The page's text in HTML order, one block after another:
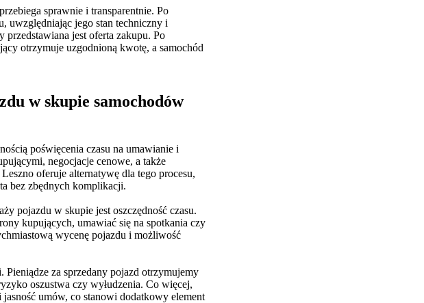
sprawnie i transparentnie. Po
uwzględniając jego stan techniczny i
jest oferta zakupu. Po
otrzymuje uzgodnioną kwotę, a samochód
w skupie samochodów
poświęcenia czasu na umawianie i
negocjacje cenowe, a także
oferuje alternatywę dla tego procesu,
bez zbędnych komplikacji.
pojazdu w skupie jest oszczędność czasu.
kupujących, umawiać się na spotkania czy
wycenę pojazdu i możliwość
Pieniądze za sprzedany pojazd otrzymujemy
oszustwa czy wyłudzenia. Co więcej,
jasność umów, co stanowi dodatkowy element